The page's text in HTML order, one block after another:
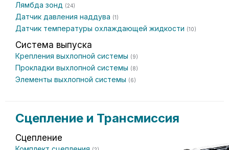
Лямбда зонд (24)
Датчик давления наддува (1)
Датчик температуры охлаждающей жидкости (10)
Система выпуска
Крепления выхлопной системы (9)
Прокладки выхлопной системы (8)
Элементы выхлопной системы (6)
Сцепление и Трансмиссия
Сцепление